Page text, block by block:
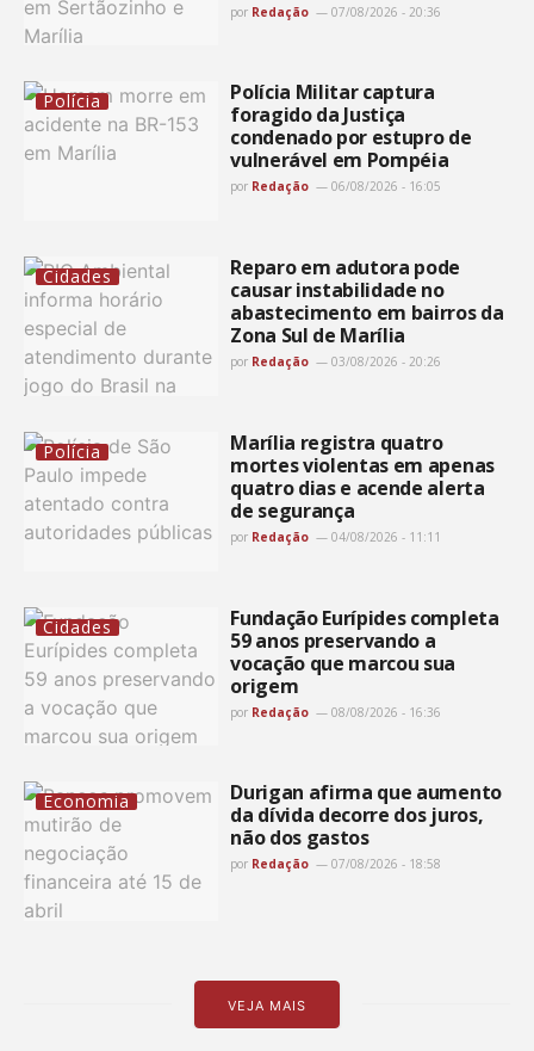
por Redação 07/08/2026 - 20:36
Polícia
Polícia Militar captura
foragido da Justiça
condenado por estupro de
vulnerável em Pompéia
por Redação 06/08/2026 - 16:05
Cidades
Reparo em adutora pode
causar instabilidade no
abastecimento em bairros da
Zona Sul de Marília
por Redação 03/08/2026 - 20:26
Polícia
Marília registra quatro
mortes violentas em apenas
quatro dias e acende alerta
de segurança
por Redação 04/08/2026 - 11:11
Cidades
Fundação Eurípides completa
59 anos preservando a
vocação que marcou sua
origem
por Redação 08/08/2026 - 16:36
Economia
Durigan afirma que aumento
da dívida decorre dos juros,
não dos gastos
por Redação 07/08/2026 - 18:58
VEJA MAIS